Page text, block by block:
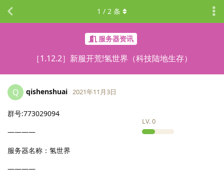
服务器资讯
［1.12.2］新服开荒!氢世界（科技陆地生存）
1 / 2 条
Q qishenshuai
LV.0
2021年11月3日
群号:773029094
————
服务器名称：氢世界
————